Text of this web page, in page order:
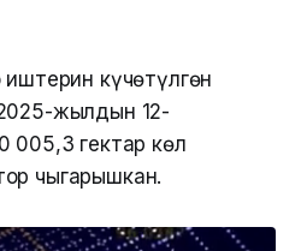
күчөтүлгөн
жылдын 12-
005,3 гектар көл
чыгарышкан.